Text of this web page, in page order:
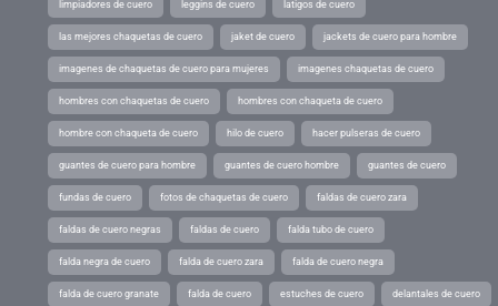
limpiadores de cuero leggins de cuero latigos de cuero
las mejores chaquetas de cuero jaket de cuero jackets de cuero para hombre
imagenes de chaquetas de cuero para mujeres imagenes chaquetas de cuero
hombres con chaquetas de cuero hombres con chaqueta de cuero
hombre con chaqueta de cuero hilo de cuero hacer pulseras de cuero
guantes de cuero para hombre guantes de cuero hombre guantes de cuero
fundas de cuero fotos de chaquetas de cuero faldas de cuero zara
faldas de cuero negras faldas de cuero falda tubo de cuero
falda negra de cuero falda de cuero zara falda de cuero negra
falda de cuero granate falda de cuero estuches de cuero delantales de cuero